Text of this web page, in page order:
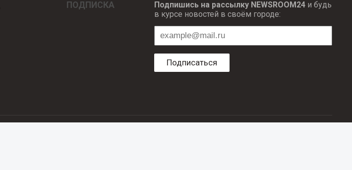
ПОДПИСКА Подпишись на рассылку NEWSROOM24и будь
в курсе новостей в своём городе:
Подписаться